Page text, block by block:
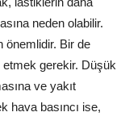
neden olabilir.
önemlidir. Bir de
etmek gerekir. Düşük
ve yakıt
hava basıncı ise,